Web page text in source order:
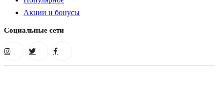
Акции и бонусы
Социальные сети